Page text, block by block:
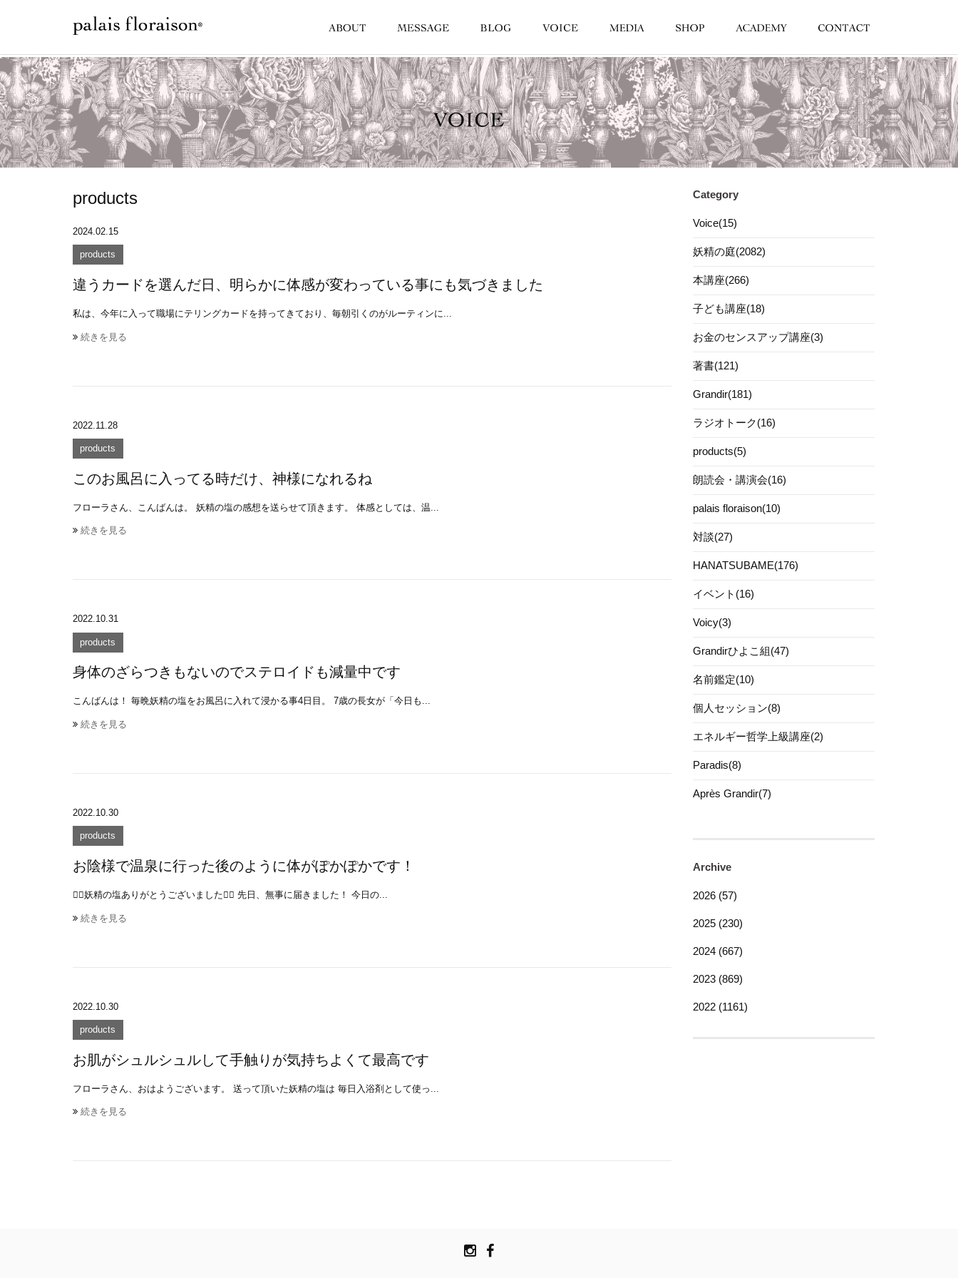
products
2024.02.15
products
違うカードを選んだ日、明らかに体感が変わっている事にも気づきました
私は、今年に入って職場にテリングカードを持ってきており、毎朝引くのがルーティンに...
続きを見る
2022.11.28
products
このお風呂に入ってる時だけ、神様になれるね
フローラさん、こんばんは。 妖精の塩の感想を送らせて頂きます。 体感としては、温...
続きを見る
2022.10.31
products
身体のざらつきもないのでステロイドも減量中です
こんばんは！ 毎晩妖精の塩をお風呂に入れて浸かる事4日目。 7歳の長女が「今日も...
続きを見る
2022.10.30
products
お陰様で温泉に行った後のように体がぽかぽかです！
🧚‍♂️妖精の塩ありがとうございました🧚‍♀️ 先日、無事に届きました！ 今日の...
続きを見る
2022.10.30
products
お肌がシュルシュルして手触りが気持ちよくて最高です
フローラさん、おはようございます。 送って頂いた妖精の塩は 毎日入浴剤として使っ...
続きを見る
Category
Voice(15)
妖精の庭(2082)
本講座(266)
子ども講座(18)
お金のセンスアップ講座(3)
著書(121)
Grandir(181)
ラジオトーク(16)
products(5)
朗読会・講演会(16)
palais floraison(10)
対談(27)
HANATSUBAME(176)
イベント(16)
Voicy(3)
Grandirひよこ組(47)
名前鑑定(10)
個人セッション(8)
エネルギー哲学上級講座(2)
Paradis(8)
Après Grandir(7)
Archive
2026 (57)
2025 (230)
2024 (667)
2023 (869)
2022 (1161)